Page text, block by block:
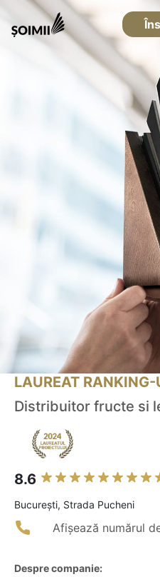
LAUREAT
Distribuitor fructe si
8.6
Bucureşti, Strada Pucheni
Afișează numărul
Despre companie: